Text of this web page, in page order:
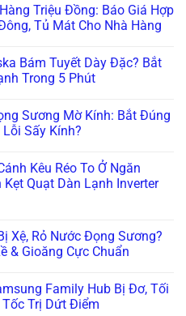
Triệu Đồng: Báo Giá Hợp
Tủ Mát Cho Nhà Hàng
Bám Tuyết Dày Đặc? Bắt
Trong 5 Phút
Sương Mờ Kính: Bắt Đúng
Sấy Kính?
Kêu Réo To Ở Ngăn
Quạt Dàn Lạnh Inverter
Xệ, Rỏ Nước Đọng Sương?
& Gioăng Cực Chuẩn
Family Hub Bị Đơ, Tối
Tốc Trị Dứt Điểm